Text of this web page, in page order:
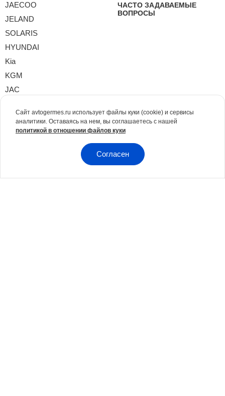
JAECOO
JELAND
SOLARIS
HYUNDAI
Kia
KGM
JAC
XCITE
ЧАСТО ЗАДАВАЕМЫЕ
ВОПРОСЫ
Сайт avtogermes.ru использует файлы куки (cookie) и сервисы
аналитики. Оставаясь на нем, вы соглашаетесь с нашей
политикой в отношении файлов куки
Согласен